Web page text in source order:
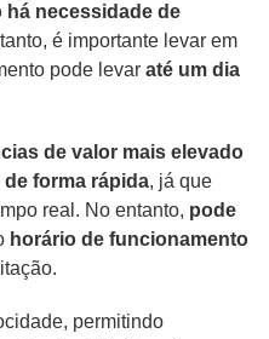
há necessidade de
é importante levar em
pode levar até um dia
de valor mais elevado
de forma rápida, já que
real. No entanto, pode
horário de funcionamento
permitindo